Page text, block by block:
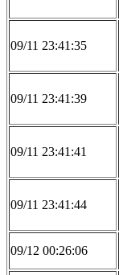
09/11 23:41:35
09/11 23:41:39
09/11 23:41:41
09/11 23:41:44
09/12 00:26:06